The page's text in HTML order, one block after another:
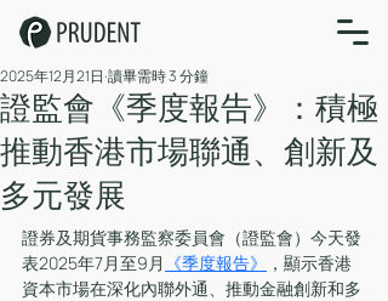
證監會《季度報告》：︁積極
推動香港市場聯通、創新及
多元發展
2025年12月21日 讀畢需時 3 分鐘
證券及期貨事務監察委員會（證監會）今天發
表2025年7月至9月 《季度報告》
，顯示香港
資本市場在深化內聯外通、推動金融創新和多